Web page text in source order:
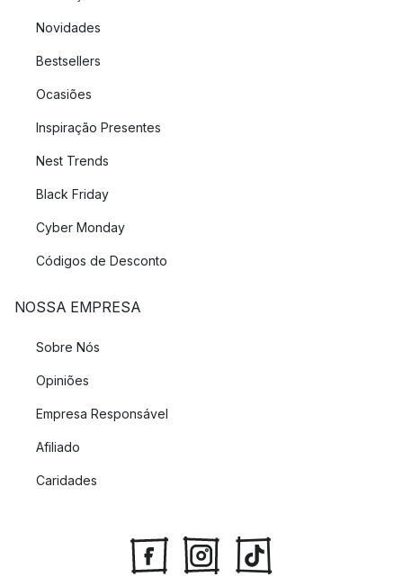
Novidades
Bestsellers
Ocasiões
Inspiração Presentes
Nest Trends
Black Friday
Cyber Monday
Códigos de Desconto
NOSSA EMPRESA
Sobre Nós
Opiniões
Empresa Responsável
Afiliado
Caridades